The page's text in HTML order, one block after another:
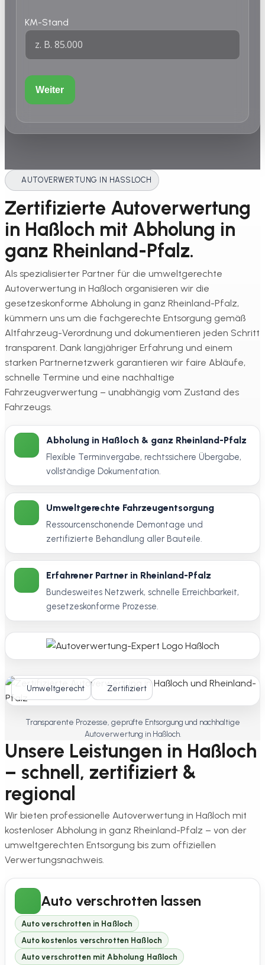
KM-Stand
Weiter
AUTOVERWERTUNG IN HASSLOCH
Zertifizierte Autoverwertung
in Haßloch mit Abholung in
ganz Rheinland-Pfalz.
Als spezialisierter Partner für die umweltgerechte
Autoverwertung in Haßloch organisieren wir die
gesetzeskonforme Abholung in ganz Rheinland-Pfalz,
kümmern uns um die fachgerechte Entsorgung gemäß
Altfahrzeug-Verordnung und dokumentieren jeden Schritt
transparent. Dank langjähriger Erfahrung und einem
starken Partnernetzwerk garantieren wir faire Abläufe,
schnelle Termine und eine nachhaltige
Fahrzeugverwertung – unabhängig vom Zustand des
Fahrzeugs.
Abholung in Haßloch & ganz Rheinland-Pfalz
Flexible Terminvergabe, rechtssichere Übergabe,
vollständige Dokumentation.
Umweltgerechte Fahrzeugentsorgung
Ressourcenschonende Demontage und
zertifizierte Behandlung aller Bauteile.
Erfahrener Partner in Rheinland-Pfalz
Bundesweites Netzwerk, schnelle Erreichbarkeit,
gesetzeskonforme Prozesse.
Umweltgerecht Zertifiziert
Transparente Prozesse, geprüfte Entsorgung und nachhaltige
Autoverwertung in Haßloch.
Unsere Leistungen in Haßloch
– schnell, zertifiziert &
regional
Wir bieten professionelle Autoverwertung in Haßloch mit
kostenloser Abholung in ganz Rheinland-Pfalz – von der
umweltgerechten Entsorgung bis zum offiziellen
Verwertungsnachweis.
Auto verschrotten lassen
Auto verschrotten in Haßloch
Auto kostenlos verschrotten Haßloch
Auto verschrotten mit Abholung Haßloch